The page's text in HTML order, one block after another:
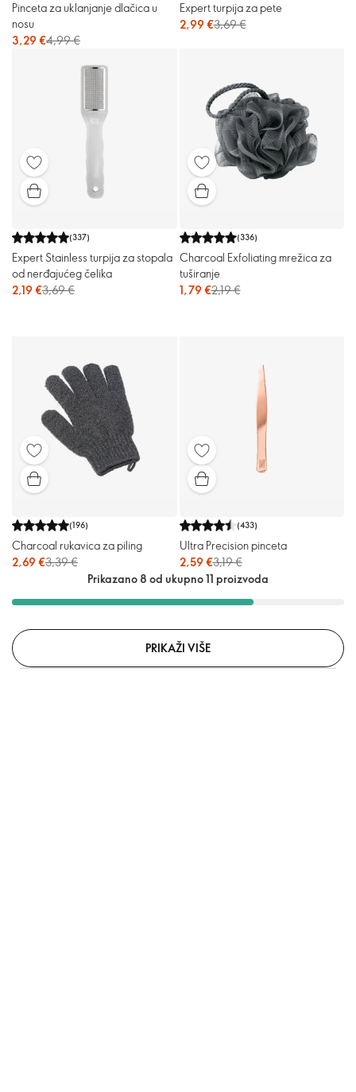
Pinceta za uklanjanje dlačica u
nosu
3,29 €4,99 €
Expert turpija za pete
2,99 €3,69 €
(337)
Expert Stainless turpija za stopala
od nerđajućeg čelika
2,19 €3,69 €
(336)
Charcoal Exfoliating mrežica za
tuširanje
1,79 €2,19 €
(196)
Charcoal rukavica za piling
2,69 €3,39 €
(433)
Ultra Precision pinceta
2,59 €3,19 €
Prikazano 8 od ukupno 11 proizvoda
PRIKAŽI VIŠE